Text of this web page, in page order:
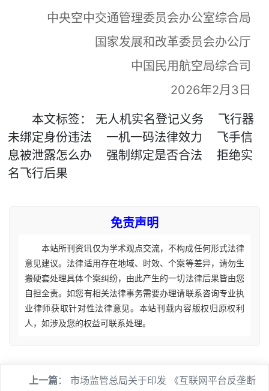
中央空中交通管理委员会办公室综合局
国家发展和改革委员会办公厅
中国民用航空局综合司
2026年2月3日
本文标签： 无人机实名登记义务
飞行器
未绑定身份违法
一机一码法律效力
飞手信
息被泄露怎么办
强制绑定是否合法
拒绝实
名飞行后果
免责声明
本站所刊资讯仅为学术观点交流，不构成任何形式法律
意见建议。法律适用存在地域、时效、个案等差异，请勿生
搬硬套处理具体个案纠纷，由此产生的一切法律后果皆由您
自担全责。如您有相关法律事务需要办理请联系咨询专业执
业律师获取针对性法律意见。本站刊载内容版权归原权利
人，如涉及您的权益可联系处理。
上一篇： 市场监管总局关于印发 《互联网平台反垄断